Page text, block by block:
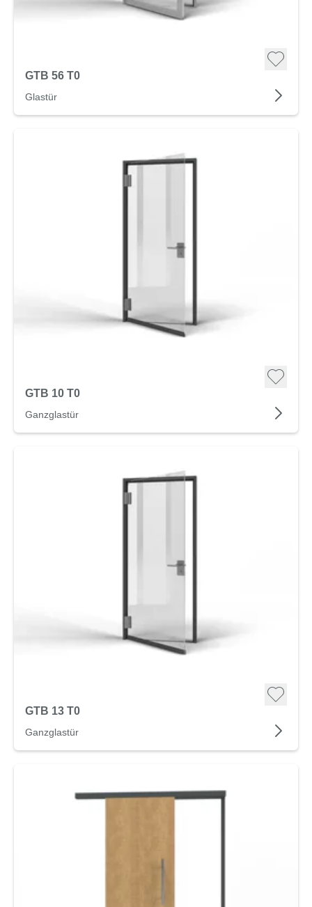
GTB 56 T0
Glastür
GTB 10 T0
Ganzglastür
GTB 13 T0
Ganzglastür